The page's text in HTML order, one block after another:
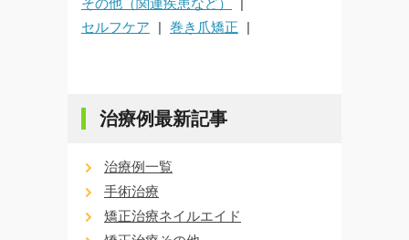
セルフケア
巻き爪矯正
治療例最新記事
治療例一覧
手術治療
矯正治療ネイルエイド